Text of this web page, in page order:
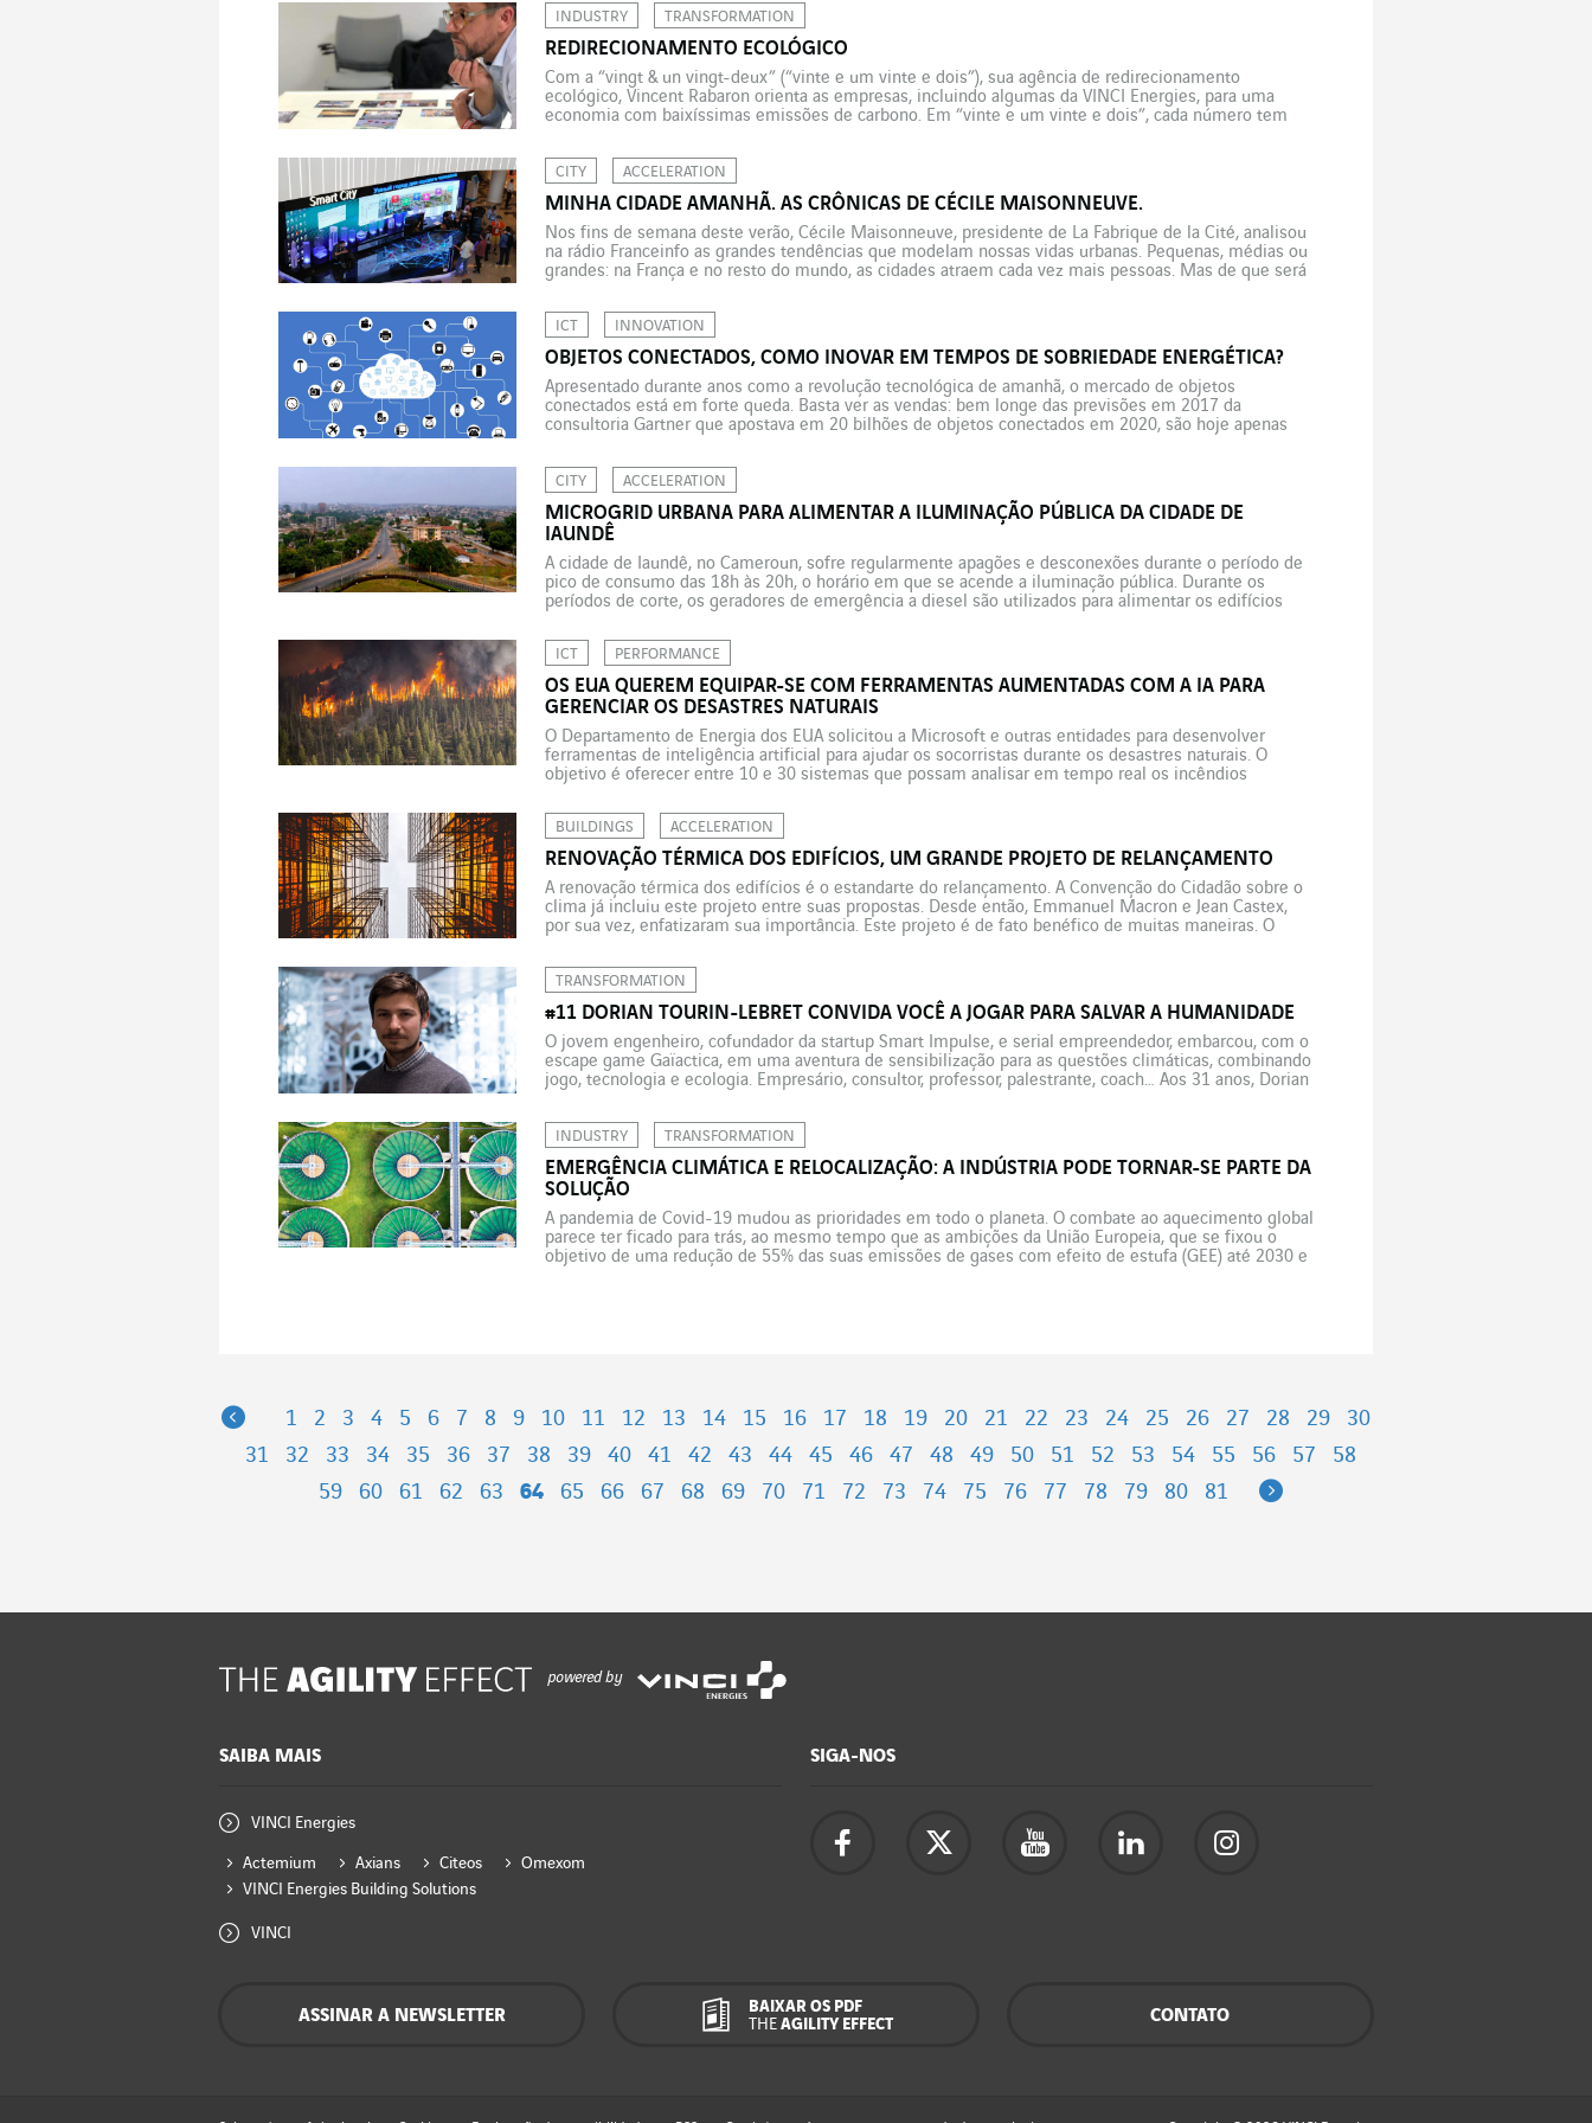
INDUSTRY TRANSFORMATION
REDIRECIONAMENTO ECOLÓGICO
Com a “vingt & un vingt-deux” (“vinte e um vinte e dois”), sua agência de redirecionamento
ecológico, Vincent Rabaron orienta as empresas, incluindo algumas da VINCI Energies, para uma
economia com baixíssimas emissões de carbono. Em “vinte e um vinte e dois”, cada número tem
CITY ACCELERATION
MINHA CIDADE AMANHÃ. AS CRÔNICAS DE CÉCILE MAISONNEUVE.
Nos fins de semana deste verão, Cécile Maisonneuve, presidente de La Fabrique de la Cité, analisou
na rádio Franceinfo as grandes tendências que modelam nossas vidas urbanas. Pequenas, médias ou
grandes: na França e no resto do mundo, as cidades atraem cada vez mais pessoas. Mas de que será
ICT INNOVATION
OBJETOS CONECTADOS, COMO INOVAR EM TEMPOS DE SOBRIEDADE ENERGÉTICA?
Apresentado durante anos como a revolução tecnológica de amanhã, o mercado de objetos
conectados está em forte queda. Basta ver as vendas: bem longe das previsões em 2017 da
consultoria Gartner que apostava em 20 bilhões de objetos conectados em 2020, são hoje apenas
CITY ACCELERATION
MICROGRID URBANA PARA ALIMENTAR A ILUMINAÇÃO PÚBLICA DA CIDADE DE
IAUNDÊ
A cidade de Iaundê, no Cameroun, sofre regularmente apagões e desconexões durante o período de
pico de consumo das 18h às 20h, o horário em que se acende a iluminação pública. Durante os
períodos de corte, os geradores de emergência a diesel são utilizados para alimentar os edifícios
ICT PERFORMANCE
OS EUA QUEREM EQUIPAR-SE COM FERRAMENTAS AUMENTADAS COM A IA PARA
GERENCIAR OS DESASTRES NATURAIS
O Departamento de Energia dos EUA solicitou a Microsoft e outras entidades para desenvolver
ferramentas de inteligência artificial para ajudar os socorristas durante os desastres naturais. O
objetivo é oferecer entre 10 e 30 sistemas que possam analisar em tempo real os incêndios
BUILDINGS ACCELERATION
RENOVAÇÃO TÉRMICA DOS EDIFÍCIOS, UM GRANDE PROJETO DE RELANÇAMENTO
A renovação térmica dos edifícios é o estandarte do relançamento. A Convenção do Cidadão sobre o
clima já incluiu este projeto entre suas propostas. Desde então, Emmanuel Macron e Jean Castex,
por sua vez, enfatizaram sua importância. Este projeto é de fato benéfico de muitas maneiras. O
TRANSFORMATION
#11 DORIAN TOURIN-LEBRET CONVIDA VOCÊ A JOGAR PARA SALVAR A HUMANIDADE
O jovem engenheiro, cofundador da startup Smart Impulse, e serial empreendedor, embarcou, com o
escape game Gaïactica, em uma aventura de sensibilização para as questões climáticas, combinando
jogo, tecnologia e ecologia. Empresário, consultor, professor, palestrante, coach… Aos 31 anos, Dorian
para […]
INDUSTRY TRANSFORMATION
EMERGÊNCIA CLIMÁTICA E RELOCALIZAÇÃO: A INDÚSTRIA PODE TORNAR-SE PARTE DA
SOLUÇÃO
A pandemia de Covid-19 mudou as prioridades em todo o planeta. O combate ao aquecimento global
parece ter ficado para trás, ao mesmo tempo que as ambições da União Europeia, que se fixou o
objetivo de uma redução de 55% das suas emissões de gases com efeito de estufa (GEE) até 2030 e
Previous
1 2 3 4 5 6 7 8 9 10 11 12 13 14 15 16 17 18 19 20 21 22 23 24 25 26 27 28 29
30
31
32 33 34 35 36 37 38 39 40 41 42 43 44 45 46 47 48 49 50 51 52 53 54 55 56 57
58
59
60 61 62 63 64 65 66 67 68 69 70 71 72 73 74 75 76 77 78 79 80 81 Next
powered by
SAIBA MAIS
VINCI Energies
Actemium Axians Citeos
Omexom
VINCI Energies Building Solutions
VINCI
SIGA-NOS
ASSINAR A NEWSLETTER
BAIXAR OS PDF
THEAGILITY EFFECT CONTATO